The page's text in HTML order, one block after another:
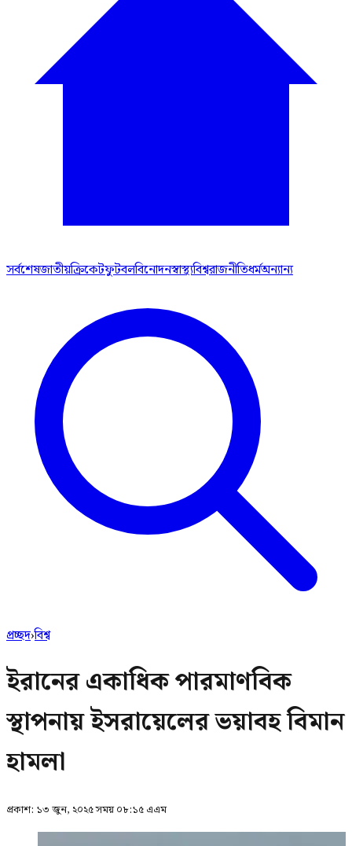
সর্বশেষজাতীয়ক্রিকেটফুটবলবিনোদনস্বাস্থ্যবিশ্বরাজনীতিধর্মঅন্যান্য
প্রচ্ছদ›বিশ্ব
ইরানের একাধিক পারমাণবিক
স্থাপনায় ইসরায়েলের ভয়াবহ বিমান
হামলা
প্রকাশ: ১৩ জুন, ২০২৫ সময় ০৮:১৫ এএম